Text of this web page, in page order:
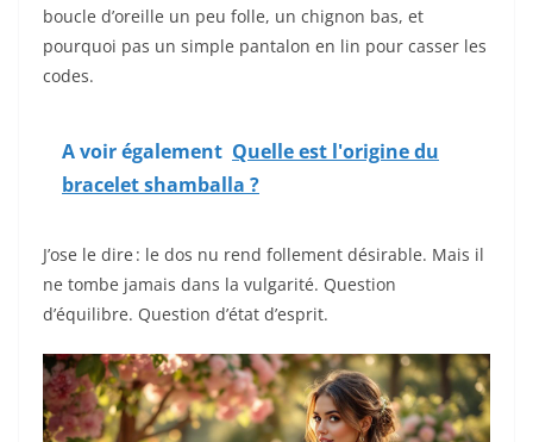
boucle d’oreille un peu folle, un chignon bas, et
pourquoi pas un simple pantalon en lin pour casser les
codes.
A voir également Quelle est l'origine du
bracelet shamballa ?
J’ose le dire : le dos nu rend follement désirable. Mais il
ne tombe jamais dans la vulgarité. Question
d’équilibre. Question d’état d’esprit.